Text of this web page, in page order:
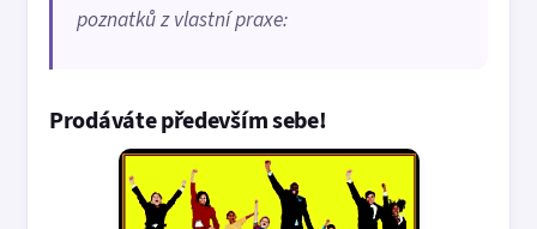
poznatků z vlastní praxe:
Prodáváte především sebe!